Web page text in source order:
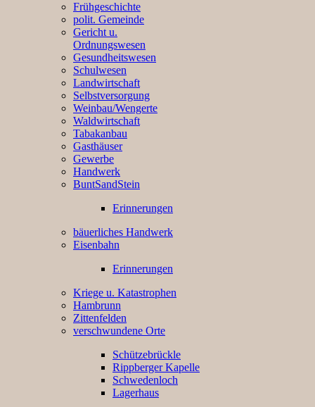
Frühgeschichte
polit. Gemeinde
Gericht u.
Ordnungswesen
Gesundheitswesen
Schulwesen
Landwirtschaft
Selbstversorgung
Weinbau/Wengerte
Waldwirtschaft
Tabakanbau
Gasthäuser
Gewerbe
Handwerk
BuntSandStein
Erinnerungen
bäuerliches Handwerk
Eisenbahn
Erinnerungen
Kriege u. Katastrophen
Hambrunn
Zittenfelden
verschwundene Orte
Schützebrückle
Rippberger Kapelle
Schwedenloch
Lagerhaus